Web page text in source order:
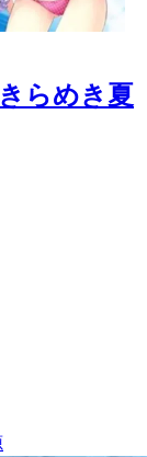
らめき夏